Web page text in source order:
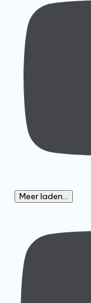
Meer laden...